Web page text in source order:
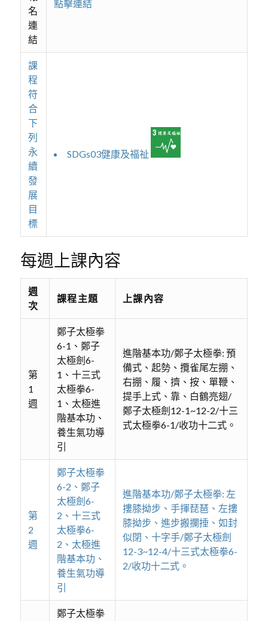
名
連
結
點擊連結
課
程
符
合
下
列
永
續
發
展
目
標
SDGs03健康及福祉
每週上課內容
週
次
課程主題 上課內容
第
1
週
鄭子太極拳
6-1、鄭子
太極劍6-
1、十三式
太極拳6-
1、太極進
階基本功、
養生氣功導
引
進階基本功/鄭子太極拳: 預
備式、起勢、攬雀尾左掤、
右掤、履、擠、按、單鞭、
提手上式、靠、白鶴亮翅/
鄭子太極劍12-1~12-2/十三
式太極拳6-1/收功十二式。
第
2
週
鄭子太極拳
6-2、鄭子
太極劍6-
2、十三式
太極拳6-
2、太極進
階基本功、
養生氣功導
引
進階基本功/鄭子太極拳: 左
摟膝拗步、手揮琵琶、左摟
膝拗步、進步搬攔捶、如封
似閉、十字手/鄭子太極劍
12-3~12-4/十三式太極拳6-
2/收功十二式。
鄭子太極拳